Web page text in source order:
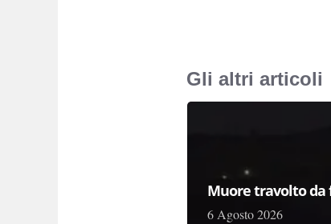
Gli altri articoli
Muore travolto da
6 Agosto 2026